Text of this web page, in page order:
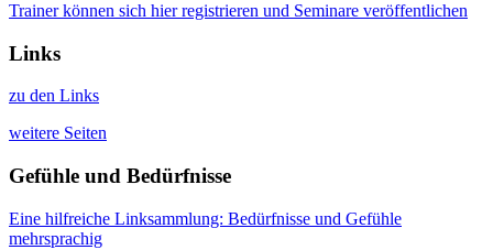
Trainer können sich hier registrieren und Seminare veröffentlichen
Links
zu den Links
weitere Seiten
Gefühle und Bedürfnisse
Eine hilfreiche Linksammlung: Bedürfnisse und Gefühle
mehrsprachig